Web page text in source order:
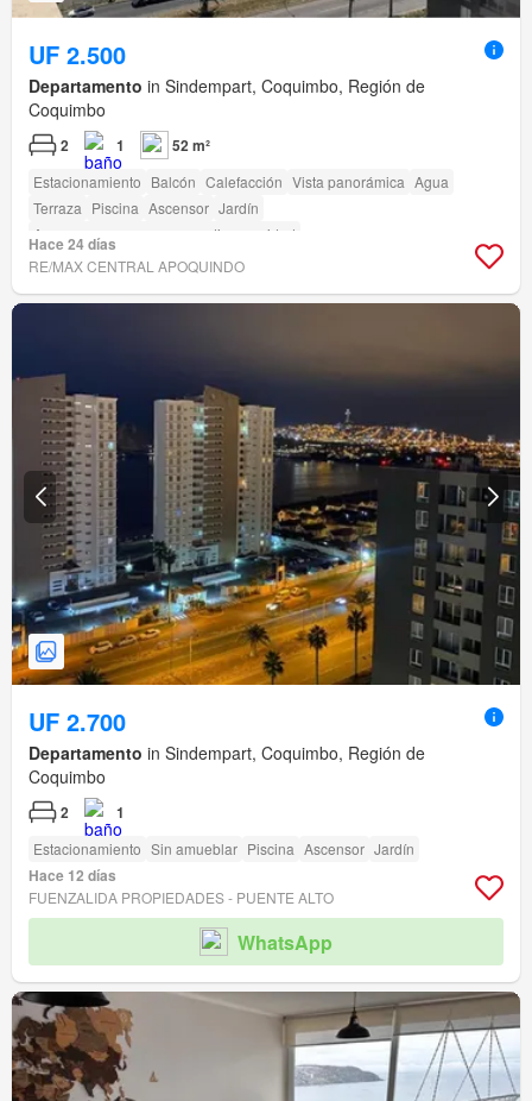
UF 2.500
Departamento in Sindempart, Coquimbo, Región de
Coquimbo
2 1 52 m²
Estacionamiento Balcón Calefacción Vista panorámica Agua
Terraza Piscina Ascensor Jardín
Acceso para personas con discapacidad
Hace 24 días
RE/MAX CENTRAL APOQUINDO
UF 2.700
Departamento in Sindempart, Coquimbo, Región de
Coquimbo
2 1
Estacionamiento Sin amueblar Piscina Ascensor Jardín
Hace 12 días
FUENZALIDA PROPIEDADES - PUENTE ALTO
WhatsApp